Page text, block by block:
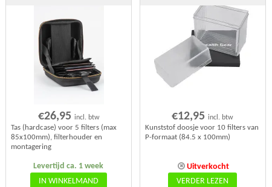
€26,95 incl. btw
Levertijd ca. 1 week
Tas (hardcase) voor 5 filters (max
85x100mm), filterhouder en
montagering
IN WINKELMAND
€12,95 incl. btw
Uitverkocht
Kunststof doosje voor 10 filters van
P-formaat (84.5 x 100mm)
VERDER LEZEN